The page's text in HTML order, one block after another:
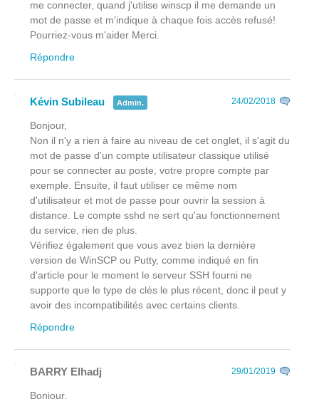
me connecter, quand j'utilise winscp il me demande un
mot de passe et m'indique à chaque fois accès refusé!
Pourriez-vous m'aider Merci.
Répondre
Kévin Subileau Admin. 24/02/2018
Bonjour,
Non il n'y a rien à faire au niveau de cet onglet, il s'agit du
mot de passe d'un compte utilisateur classique utilisé
pour se connecter au poste, votre propre compte par
exemple. Ensuite, il faut utiliser ce même nom
d'utilisateur et mot de passe pour ouvrir la session à
distance. Le compte sshd ne sert qu'au fonctionnement
du service, rien de plus.
Vérifiez également que vous avez bien la dernière
version de WinSCP ou Putty, comme indiqué en fin
d'article pour le moment le serveur SSH fourni ne
supporte que le type de clés le plus récent, donc il peut y
avoir des incompatibilités avec certains clients.
Répondre
BARRY Elhadj 29/01/2019
Bonjour,